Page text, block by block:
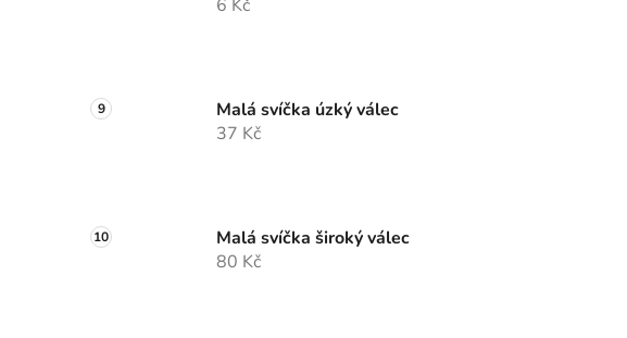
6 Kč
Malá svíčka úzký válec
37 Kč
Malá svíčka široký válec
80 Kč